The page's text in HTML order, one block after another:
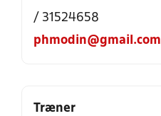
/ 31524658
phmodin@gmail.com
Træner